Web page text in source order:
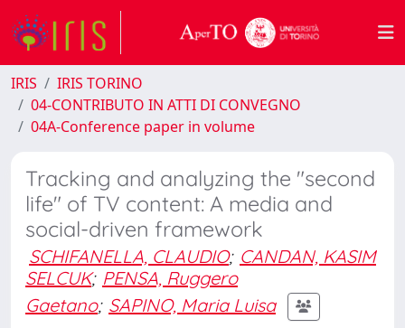
IRIS
IRIS TORINO
04-CONTRIBUTO IN ATTI DI CONVEGNO
04A-Conference paper in volume
Tracking and analyzing the "second
life" of TV content: A media and
social-driven framework
SCHIFANELLA, CLAUDIO; CANDAN, KASIM
SELCUK; PENSA, Ruggero
Gaetano; SAPINO, Maria Luisa